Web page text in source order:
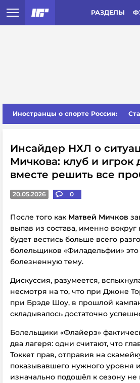
РАЗДЕЛЫ
Иностранцы о спорте России:
Инсайдер НХЛ о
Мичкова: клуб и
вместе решить все
20.05.2026 0
После того как Матвей Мичков
выпав из состава, именно вокруг
будет вестись больше всего
болельщиков «Филадельфии» это
болезненную тему.
Дискуссия, разумеется,
несмотря на то, что при Джоне
при Брэдe Шоу, в прошлой
складывалось достаточно
Болельщики «Флайерз»
два лагеря: одни считают, что
Токкет прав, отправив на
показывавшего нужного уровня
изначально подошёл к сезону